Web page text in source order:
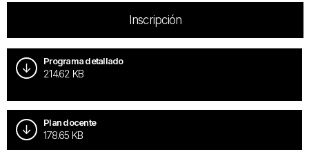
Inscripción
Programa detallado
214.62 KB
Plan docente
178.65 KB